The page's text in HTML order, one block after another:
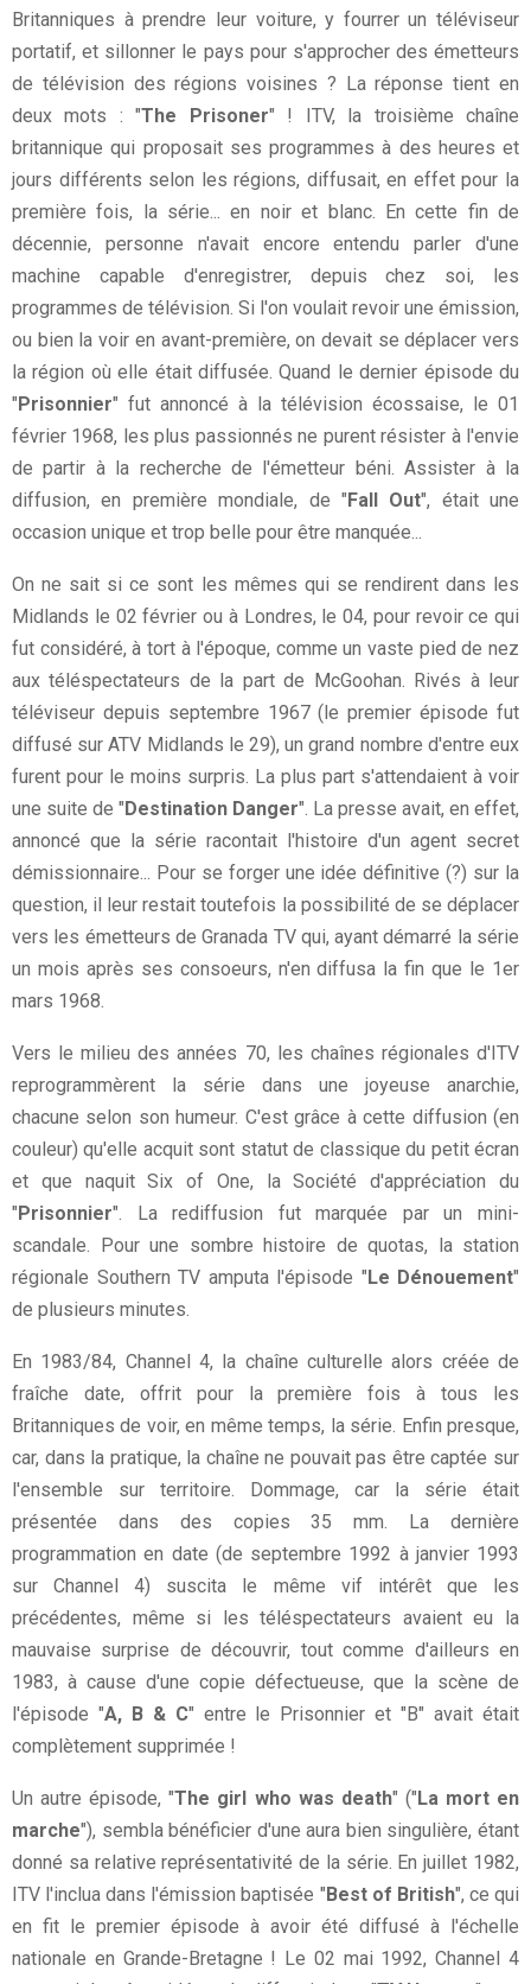
Britanniques à prendre leur voiture, y fourrer un téléviseur
portatif, et sillonner le pays pour s'approcher des émetteurs
de télévision des régions voisines ? La réponse tient en
deux mots : "The Prisoner" ! ITV, la troisième chaîne
britannique qui proposait ses programmes à des heures et
jours différents selon les régions, diffusait, en effet pour la
première fois, la série... en noir et blanc. En cette fin de
décennie, personne n'avait encore entendu parler d'une
machine capable d'enregistrer, depuis chez soi, les
programmes de télévision. Si l'on voulait revoir une émission,
ou bien la voir en avant-première, on devait se déplacer vers
la région où elle était diffusée. Quand le dernier épisode du
"Prisonnier" fut annoncé à la télévision écossaise, le 01
février 1968, les plus passionnés ne purent résister à l'envie
de partir à la recherche de l'émetteur béni. Assister à la
diffusion, en première mondiale, de "Fall Out", était une
occasion unique et trop belle pour être manquée...
On ne sait si ce sont les mêmes qui se rendirent dans les
Midlands le 02 février ou à Londres, le 04, pour revoir ce qui
fut considéré, à tort à l'époque, comme un vaste pied de nez
aux téléspectateurs de la part de McGoohan. Rivés à leur
téléviseur depuis septembre 1967 (le premier épisode fut
diffusé sur ATV Midlands le 29), un grand nombre d'entre eux
furent pour le moins surpris. La plus part s'attendaient à voir
une suite de "Destination Danger". La presse avait, en effet,
annoncé que la série racontait l'histoire d'un agent secret
démissionnaire... Pour se forger une idée définitive (?) sur la
question, il leur restait toutefois la possibilité de se déplacer
vers les émetteurs de Granada TV qui, ayant démarré la série
un mois après ses consoeurs, n'en diffusa la fin que le 1er
mars 1968.
Vers le milieu des années 70, les chaînes régionales d'ITV
reprogrammèrent la série dans une joyeuse anarchie,
chacune selon son humeur. C'est grâce à cette diffusion (en
couleur) qu'elle acquit sont statut de classique du petit écran
et que naquit Six of One, la Société d'appréciation du
"Prisonnier". La rediffusion fut marquée par un mini-
scandale. Pour une sombre histoire de quotas, la station
régionale Southern TV amputa l'épisode "Le Dénouement"
de plusieurs minutes.
En 1983/84, Channel 4, la chaîne culturelle alors créée de
fraîche date, offrit pour la première fois à tous les
Britanniques de voir, en même temps, la série. Enfin presque,
car, dans la pratique, la chaîne ne pouvait pas être captée sur
l'ensemble sur territoire. Dommage, car la série était
présentée dans des copies 35 mm. La dernière
programmation en date (de septembre 1992 à janvier 1993
sur Channel 4) suscita le même vif intérêt que les
précédentes, même si les téléspectateurs avaient eu la
mauvaise surprise de découvrir, tout comme d'ailleurs en
1983, à cause d'une copie défectueuse, que la scène de
l'épisode "A, B & C" entre le Prisonnier et "B" avait était
complètement supprimée !
Un autre épisode, "The girl who was death" ("La mort en
marche"), sembla bénéficier d'une aura bien singulière, étant
donné sa relative représentativité de la série. En juillet 1982,
ITV l'inclua dans l'émission baptisée "Best of British", ce qui
en fit le premier épisode à avoir été diffusé à l'échelle
nationale en Grande-Bretagne ! Le 02 mai 1992, Channel 4